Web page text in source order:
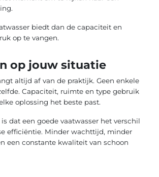
biedt dan de capaciteit en
op te vangen.
op jouw situatie
altijd af van de praktijk. Geen enkele
Capaciteit, ruimte en type gebruik
oplossing het beste past.
dat een goede vaatwasser het verschil
efficiëntie. Minder wachttijd, minder
een constante kwaliteit van schoon